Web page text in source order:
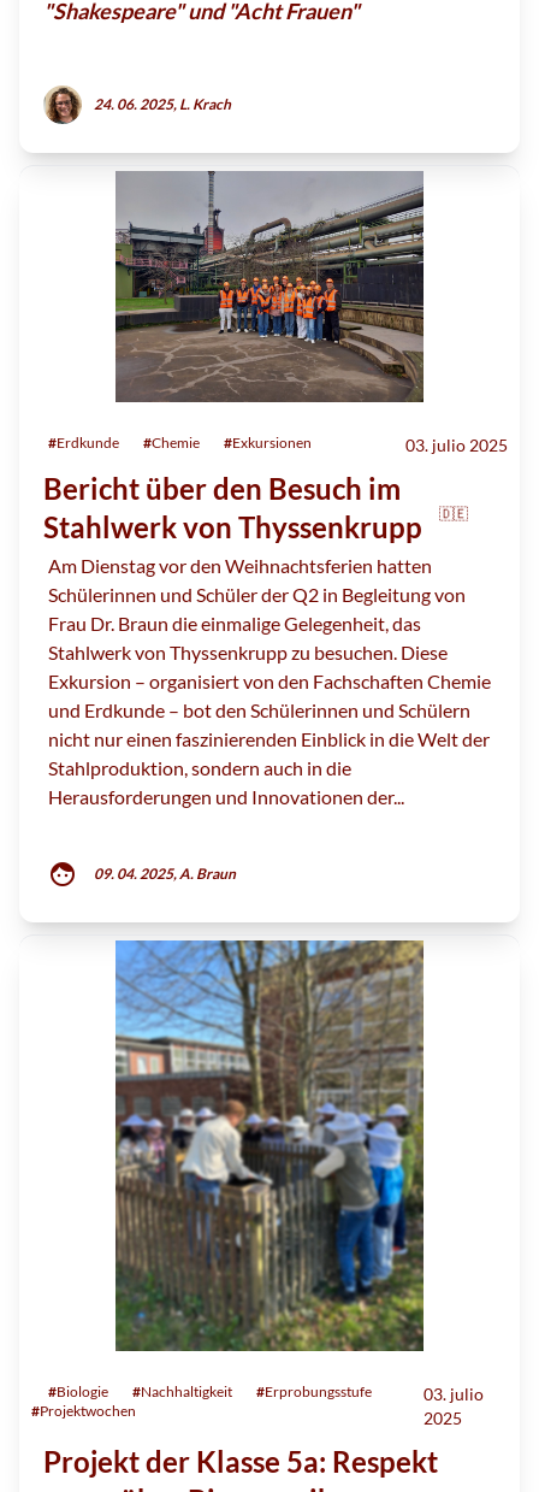
"Shakespeare" und "Acht Frauen"
24. 06. 2025, L. Krach
#Erdkunde #Chemie #Exkursionen 03. julio 2025
Bericht über den Besuch im
Stahlwerk von Thyssenkrupp
🇩🇪
Am Dienstag vor den Weihnachtsferien hatten
Schülerinnen und Schüler der Q2 in Begleitung von
Frau Dr. Braun die einmalige Gelegenheit, das
Stahlwerk von Thyssenkrupp zu besuchen. Diese
Exkursion – organisiert von den Fachschaften Chemie
und Erdkunde – bot den Schülerinnen und Schülern
nicht nur einen faszinierenden Einblick in die Welt der
Stahlproduktion, sondern auch in die
Herausforderungen und Innovationen der...
face 09. 04. 2025, A. Braun
#Biologie #Nachhaltigkeit #Erprobungsstufe
#Projektwochen
03. julio
2025
Projekt der Klasse 5a: Respekt